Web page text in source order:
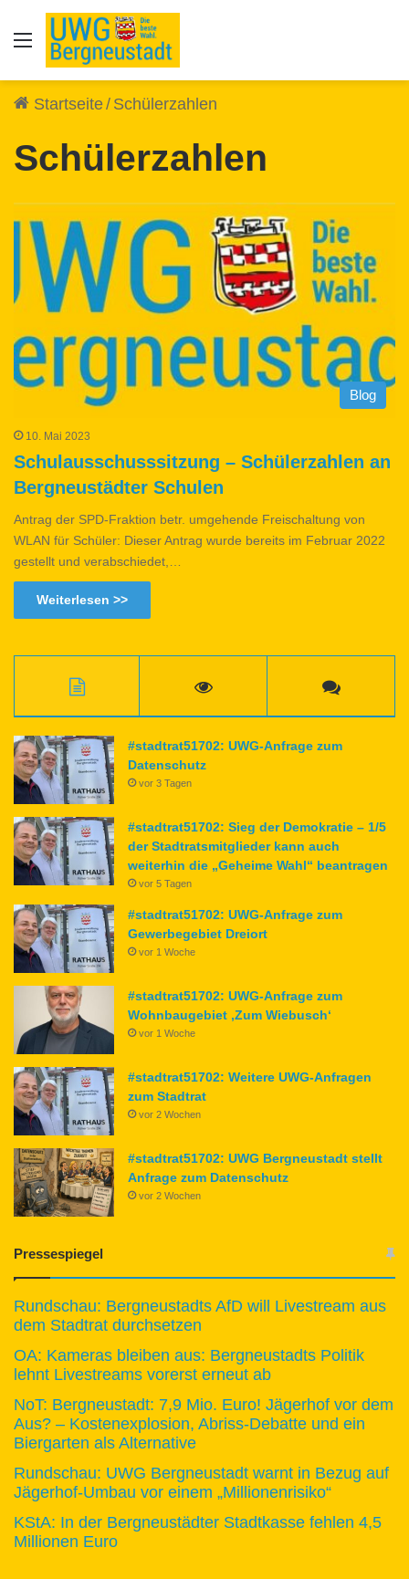
Auswahl
Startseite/ Schülerzahlen
Schülerzahlen
Blog
10. Mai 2023
Schulausschusssitzung – Schülerzahlen an
Bergneustädter Schulen
Antrag der SPD-Fraktion betr. umgehende Freischaltung von
WLAN für Schüler: Dieser Antrag wurde bereits im Februar 2022
gestellt und verabschiedet,…
Weiterlesen >>
#stadtrat51702: UWG-Anfrage zum
Datenschutz
vor 3 Tagen
#stadtrat51702: Sieg der Demokratie – 1/5
der Stadtratsmitglieder kann auch
weiterhin die „Geheime Wahl“ beantragen
vor 5 Tagen
#stadtrat51702: UWG-Anfrage zum
Gewerbegebiet Dreiort
vor 1 Woche
#stadtrat51702: UWG-Anfrage zum
Wohnbaugebiet ‚Zum Wiebusch‘
vor 1 Woche
#stadtrat51702: Weitere UWG-Anfragen
zum Stadtrat
vor 2 Wochen
#stadtrat51702: UWG Bergneustadt stellt
Anfrage zum Datenschutz
vor 2 Wochen
Pressespiegel
Rundschau: Bergneustadts AfD will Livestream aus
dem Stadtrat durchsetzen
OA: Kameras bleiben aus: Bergneustadts Politik
lehnt Livestreams vorerst erneut ab
NoT: Bergneustadt: 7,9 Mio. Euro! Jägerhof vor dem
Aus? – Kostenexplosion, Abriss-Debatte und ein
Biergarten als Alternative
Rundschau: UWG Bergneustadt warnt in Bezug auf
Jägerhof-Umbau vor einem „Millionenrisiko“
KStA: In der Bergneustädter Stadtkasse fehlen 4,5
Millionen Euro